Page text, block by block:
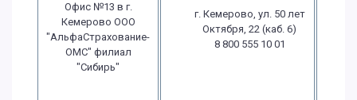
Офис №13 в г.
Кемерово ООО
"АльфаСтрахование-
ОМС" филиал
"Сибирь"
г. Кемерово, ул. 50 лет
Октября, 22 (каб. 6)
8 800 555 10 01